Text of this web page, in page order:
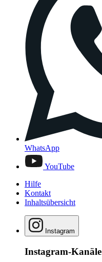
WhatsApp
YouTube
Hilfe
Kontakt
Inhaltsübersicht
Instagram
Instagram-Kanäle